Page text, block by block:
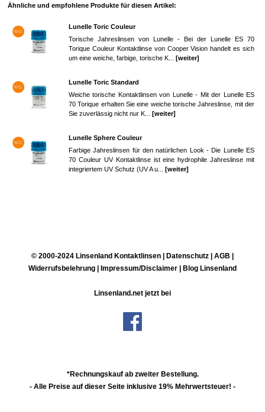
Ähnliche und empfohlene Produkte für diesen Artikel:
Lunelle Toric Couleur
Torische Jahreslinsen von Lunelle - Bei der Lunelle ES 70
Torique Couleur Kontaktlinse von Cooper Vision handelt es sich
um eine weiche, farbige, torische K... [weiter]
Lunelle Toric Standard
Weiche torische Kontaktlinsen von Lunelle - Mit der Lunelle ES
70 Torique erhalten Sie eine weiche torische Jahreslinse, mit der
Sie zuverlässig nicht nur K... [weiter]
Lunelle Sphere Couleur
Farbige Jahreslinsen für den natürlichen Look - Die Lunelle ES
70 Couleur UV Kontaktlinse ist eine hydrophile Jahreslinse mit
integriertem UV Schutz (UV A u... [weiter]
© 2000-2024 Linsenland Kontaktlinsen | Datenschutz | AGB |
Widerrufsbelehrung | Impressum/Disclaimer | Blog Linsenland
Linsenland.net jetzt bei
*Rechnungskauf ab zweiter Bestellung.
- Alle Preise auf dieser Seite inklusive 19% Mehrwertsteuer! -